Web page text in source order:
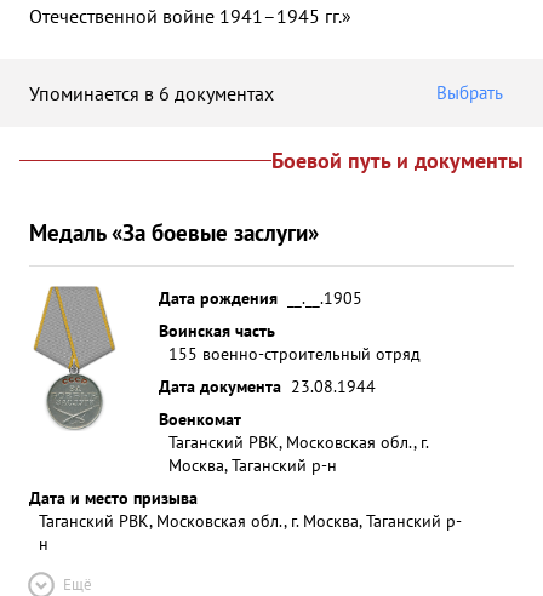
Отечественной войне 1941–1945 гг.»
Упоминается в 6 документах Выбрать
Боевой путь и документы
Медаль «За боевые заслуги»
Дата рождения
__.__.1905
Воинская часть
155 военно-строительный отряд
Дата документа 23.08.1944
Военкомат
Таганский РВК, Московская обл., г.
Москва, Таганский р-н
Дата и место призыва
Таганский РВК, Московская обл., г. Москва, Таганский р-
н
Ещё